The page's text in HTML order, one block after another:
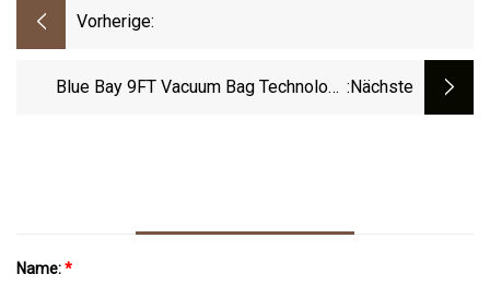
Vorherige:
Blue Bay 9FT Vacuum Bag Technology :nächste
Name:*